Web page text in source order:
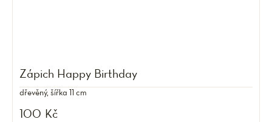
Zápich Happy Birthday
100 Kč
dřevěný, šířka 11 cm